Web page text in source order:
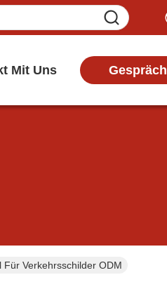
Mit Uns Gespräch
Verkehrsschilder ODM